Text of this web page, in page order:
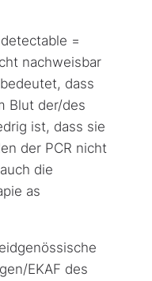
=
nachweisbar
dass
Blut der/des
ist, dass sie
der PCR nicht
die
as
EKAF des